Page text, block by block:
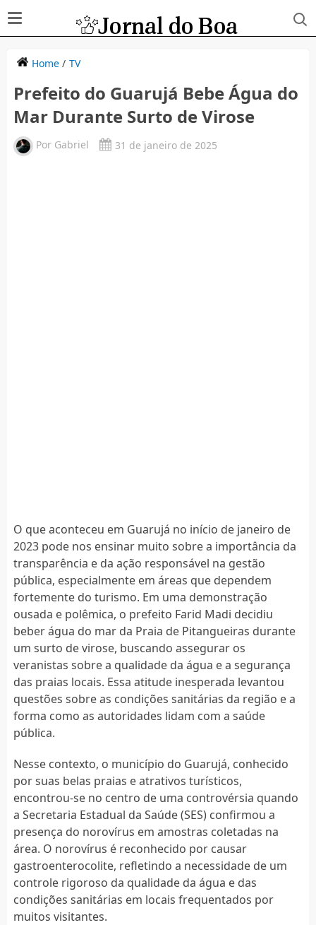
Home/ TV
Prefeito do Guarujá Bebe Água do
Mar Durante Surto de Virose
Por Gabriel 31 de janeiro de 2025
O que aconteceu em Guarujá no início de janeiro de
2023 pode nos ensinar muito sobre a importância da
transparência e da ação responsável na gestão
pública, especialmente em áreas que dependem
fortemente do turismo. Em uma demonstração
ousada e polêmica, o prefeito Farid Madi decidiu
beber água do mar da Praia de Pitangueiras durante
um surto de virose, buscando assegurar os
veranistas sobre a qualidade da água e a segurança
das praias locais. Essa atitude inesperada levantou
questões sobre as condições sanitárias da região e a
forma como as autoridades lidam com a saúde
pública.
Nesse contexto, o município do Guarujá, conhecido
por suas belas praias e atrativos turísticos,
encontrou-se no centro de uma controvérsia quando
a Secretaria Estadual da Saúde (SES) confirmou a
presença do norovírus em amostras coletadas na
área. O norovírus é reconhecido por causar
gastroenterocolite, refletindo a necessidade de um
controle rigoroso da qualidade da água e das
condições sanitárias em locais frequentados por
muitos visitantes.